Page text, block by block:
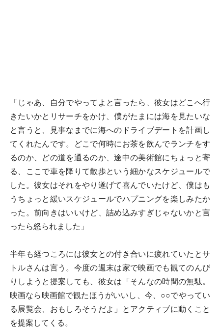
「じゃあ、自分でやってよと言ったら、彼女はどこへ行
きたいかとリサーチをかけ、僕がたまには海を見たいな
と言うと、見事なまでに海へのドライブデートを計画し
てくれたんです。どこで何時にお茶を飲んでランチをす
るのか、どの道を通るのか、途中の美術館にちょっと寄
る、ここで車を降りて散歩という細かなスケジュールで
した。彼女はそれをやり遂げて喜んでいたけど、僕はも
うちょっと緩いスケジュールでハプニングを楽しみたか
った。前向きはいいけど、詰め込みすぎじゃないかと言
ったら怒られました」
半年も経つころには彼女との付き合いに疲れていたとサ
トルさんは言う。今度の週末は家で映画でも観てのんび
りしようと提案しても、彼女は「そんなの時間の無駄。
映画なら映画館で観たほうがいいし、今、○○でやってい
る展覧会、おもしろそうだよ」とアクティブに動くこと
を提案してくる。